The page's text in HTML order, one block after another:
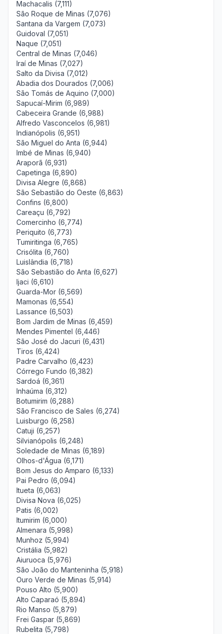
Machacalis (7,111)
São Roque de Minas (7,076)
Santana da Vargem (7,073)
Guidoval (7,051)
Naque (7,051)
Central de Minas (7,046)
Iraí de Minas (7,027)
Salto da Divisa (7,012)
Abadia dos Dourados (7,006)
São Tomás de Aquino (7,000)
Sapucaí-Mirim (6,989)
Cabeceira Grande (6,988)
Alfredo Vasconcelos (6,981)
Indianópolis (6,951)
São Miguel do Anta (6,944)
Imbé de Minas (6,940)
Araporã (6,931)
Capetinga (6,890)
Divisa Alegre (6,868)
São Sebastião do Oeste (6,863)
Confins (6,800)
Careaçu (6,792)
Comercinho (6,774)
Periquito (6,773)
Tumiritinga (6,765)
Crisólita (6,760)
Luislândia (6,718)
São Sebastião do Anta (6,627)
Ijaci (6,610)
Guarda-Mor (6,569)
Mamonas (6,554)
Lassance (6,503)
Bom Jardim de Minas (6,459)
Mendes Pimentel (6,446)
São José do Jacuri (6,431)
Tiros (6,424)
Padre Carvalho (6,423)
Córrego Fundo (6,382)
Sardoá (6,361)
Inhaúma (6,312)
Botumirim (6,288)
São Francisco de Sales (6,274)
Luisburgo (6,258)
Catuji (6,257)
Silvianópolis (6,248)
Soledade de Minas (6,189)
Olhos-d'Água (6,171)
Bom Jesus do Amparo (6,133)
Pai Pedro (6,094)
Itueta (6,063)
Divisa Nova (6,025)
Patis (6,002)
Itumirim (6,000)
Almenara (5,998)
Munhoz (5,994)
Cristália (5,982)
Aiuruoca (5,976)
São João do Manteninha (5,918)
Ouro Verde de Minas (5,914)
Pouso Alto (5,900)
Alto Caparaó (5,894)
Rio Manso (5,879)
Frei Gaspar (5,869)
Rubelita (5,798)